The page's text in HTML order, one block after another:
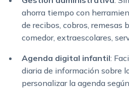
ahorra tiempo con
de recibos, cobros, remesas
comedor, extraescolares,
Agenda digital infantil:
diaria de información sobre
personalizar la agenda